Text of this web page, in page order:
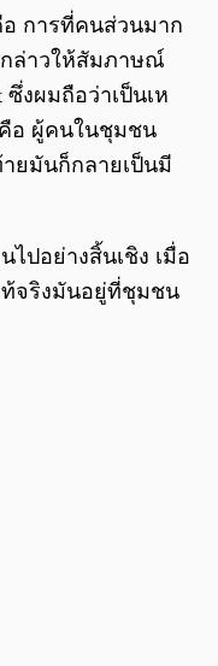
การที่คนส่วนมาก
กล่าวให้สัมภาษณ์
ซึ่งผมถือว่าเป็นเห
อ ผู้คนในชุมชน
ยมันก็กลายเป็นมี
ปอย่างสิ้นเชิง เมื่อ
จริงมันอยู่ที่ชุมชน